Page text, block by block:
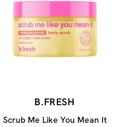
B.FRESH
Scrub Me Like You Mean It